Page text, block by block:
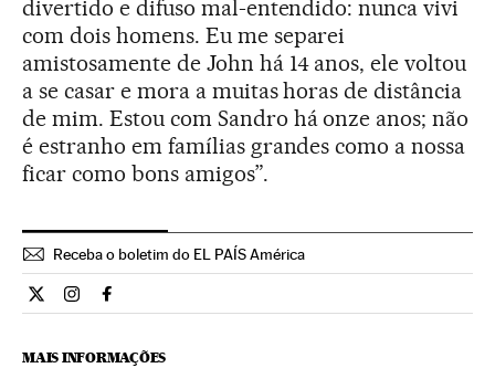
divertido e difuso mal-entendido: nunca vivi
com dois homens. Eu me separei
amistosamente de John há 14 anos, ele voltou
a se casar e mora a muitas horas de distância
de mim. Estou com Sandro há onze anos; não
é estranho em famílias grandes como a nossa
ficar como bons amigos”.
Receba o boletim do EL PAÍS América
Cultura El País Brasil en Twitter
Cultura El País Brasil en Instagram
Cultura El País Brasil en Facebook
MAIS INFORMAÇÕES